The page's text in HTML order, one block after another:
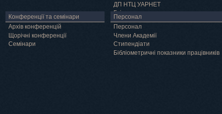
ДП НТЦ УАРНЕТ
Грід
Конференції та семінари
Архів конференцій
Щорічні конференції
Семінари
Персонал
Персонал
Члени Академії
Cтипендіати
Бібліометричні показники працівників